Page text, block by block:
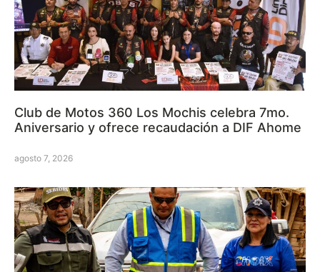
Club de Motos 360 Los Mochis celebra 7mo.
Aniversario y ofrece recaudación a DIF Ahome
agosto 7, 2026